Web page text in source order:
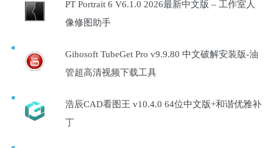
PT Portrait 6 V6.1.0 2026最新中文版 – 工作室人
像修图助手
Gihosoft TubeGet Pro v9.9.80 中文破解安装版-油
管超高清视频下载工具
浩辰CAD看图王 v10.4.0 64位中文版+和谐优雅补
丁